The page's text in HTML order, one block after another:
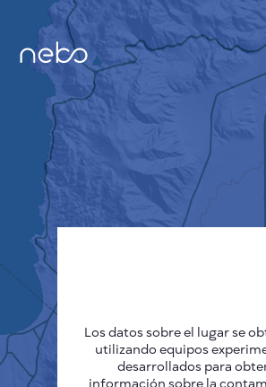
GABINETE
PLANO DE LA
SENSOR NEBO
QUIÉNES SOMOS
Los datos sobre el lugar se
utilizando equipos
desarrollados para